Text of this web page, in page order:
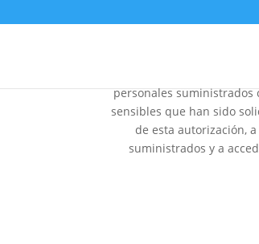
personales suministrados
sensibles que han sido
de esta autorización,
suministrados y a